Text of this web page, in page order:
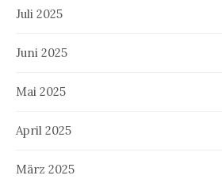
Juli 2025
Juni 2025
Mai 2025
April 2025
März 2025